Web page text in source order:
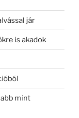
jár
is akadok
mint